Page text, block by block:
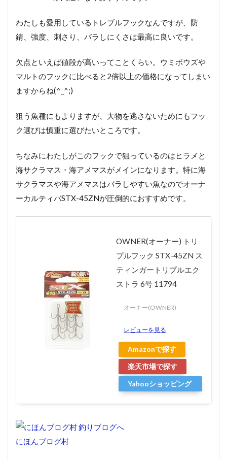
わたしも愛用しているトレブルフックなんですが、防
錆、強度、刺さり、バラしにくさは最高に良いです。
欠点といえば値段が高いってことくらい。ウミボウズや
マルトのフックに比べると2倍以上の価格になってしまい
ますからね(^_^;)
狙う魚種にもよりますが、大物を逃さないためにもフッ
ク選びは慎重に選びたいところです。
ちなみにわたしがこのフックで狙っているのはヒラメと
海サクラマス・海アメマスがメインになります。特に海
サクラマスや海アメマスはバラしやすい魚なのでオーナ
ーカルティバSTX-45ZNが圧倒的におすすめです。
OWNER(オーナー) トリ
プルフック STX-45ZN ス
ティンガートリプルエク
ストラ 6号 11794
オーナー(OWNER)
レビューを見る
Amazonで探す
楽天市場で探す
Yahooショッピング
にほんブログ村